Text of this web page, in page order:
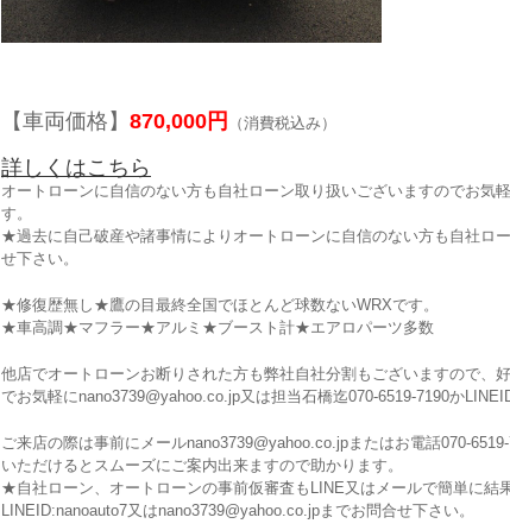
【車両価格】 870,000円 （消費税込み）
詳しくはこちら
オートローンに自信のない方も自社ローン取り扱いございますのでお気
す。
★過去に自己破産や諸事情によりオートローンに自信のない方も自社ロ
せ下さい。
★修復歴無し★鷹の目最終全国でほとんど球数ないWRXです。
★車高調★マフラー★アルミ★ブースト計★エアロパーツ多数
他店でオートローンお断りされた方も弊社自社分割もございますので、
でお気軽にnano3739@yahoo.co.jp又は担当石橋迄070-6519-7190か
ご来店の際は事前にメールnano3739@yahoo.co.jpまたはお電話070-
いただけるとスムーズにご案内出来ますので助かります。
★自社ローン、オートローンの事前仮審査もLINE又はメールで簡単に結
LINEID:nanoauto7又はnano3739@yahoo.co.jpまでお問合せ下さい。